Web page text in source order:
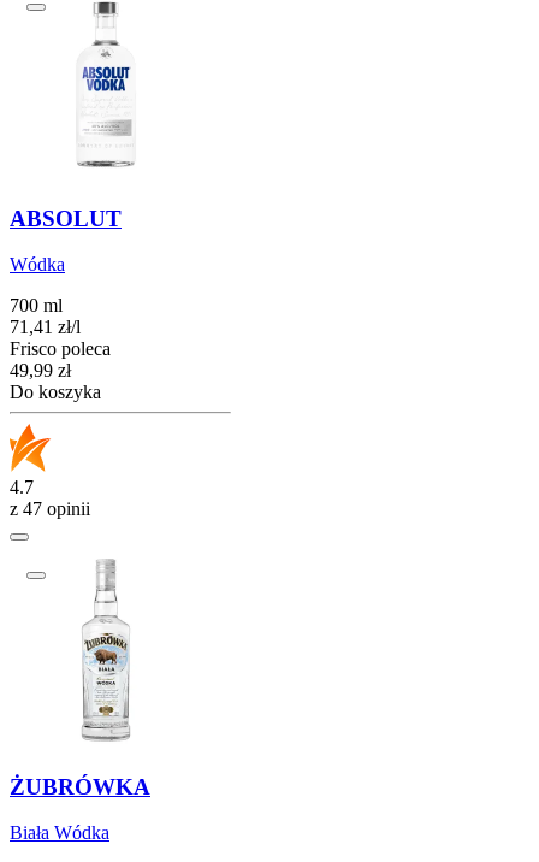
ABSOLUT
Wódka
700 ml
71,41 zł/l
Frisco poleca
Cena
49,99 zł
Do koszyka
4.7
z 47 opinii
ŻUBRÓWKA
Biała Wódka